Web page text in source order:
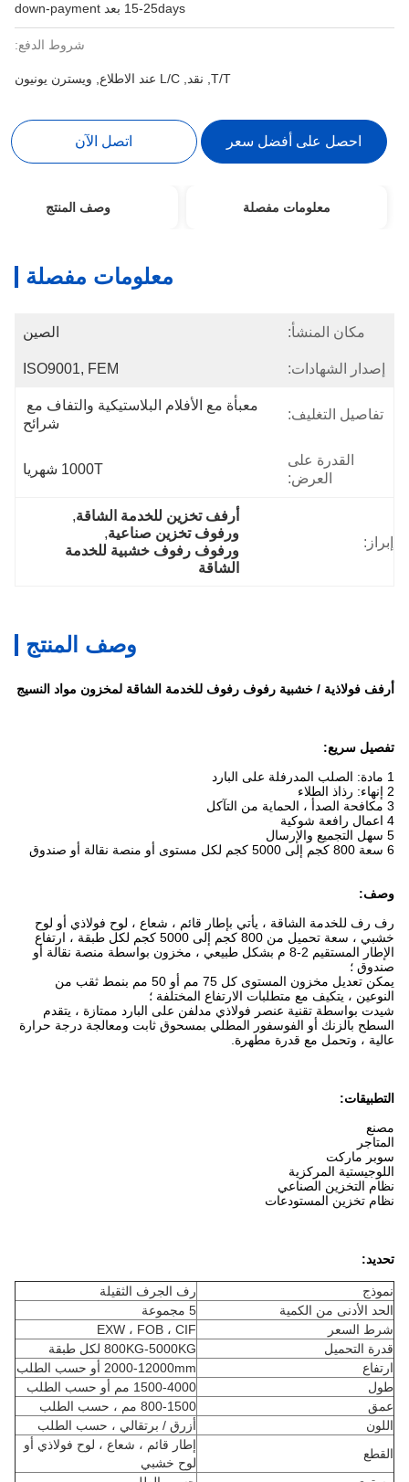
15-25days بعد down-payment
شروط الدفع:
T/T, نقد, L/C عند الاطلاع, ويسترن يونيون
احصل على أفضل سعر اتصل الآن
معلومات مفصلة وصف المنتج
معلومات مفصلة
مكان المنشأ: الصين
إصدار الشهادات: ISO9001, FEM
تفاصيل التغليف:
معبأة مع الأفلام البلاستيكية والتفاف مع
شرائح
القدرة على
العرض:
1000T شهريا
إبراز:
أرفف تخزين للخدمة الشاقة,
ورفوف تخزين صناعية,
ورفوف رفوف خشبية للخدمة
الشاقة
وصف المنتج
أرفف فولاذية / خشبية رفوف رفوف للخدمة الشاقة لمخزون مواد النسيج
تفصيل سريع:
4 اعمال رافعة شوكية
5 سهل التجميع والإرسال
6 سعة 800 كجم إلى 5000 كجم لكل مستوى أو منصة نقالة أو صندوق
وصف:
رف رف للخدمة الشاقة ، يأتي بإطار قائم ، شعاع ، لوح فولاذي أو لوح
خشبي ، سعة تحميل من 800 كجم إلى 5000 كجم لكل طبقة ، ارتفاع
الإطار المستقيم 2-8 م بشكل طبيعي ، مخزون بواسطة منصة نقالة أو
صندوق ؛
يمكن تعديل مخزون المستوى كل 75 مم أو 50 مم بنمط ثقب من
النوعين ، يتكيف مع متطلبات الارتفاع المختلفة ؛
شيدت بواسطة تقنية عنصر فولاذي مدلفن على البارد ممتازة ، يتقدم
السطح بالزنك أو الفوسفور المطلي بمسحوق ثابت ومعالجة درجة حرارة
عالية ، وتحمل مع قدرة مطهرة.
التطبيقات:
مصنع
المتاجر
سوبر ماركت
اللوجيستية المركزية
نظام التخزين الصناعي
نظام تخزين المستودعات
تحديد:
نموذج
رف الجرف الثقيلة
الحد الأدنى من الكمية
5 مجموعة
شرط السعر
EXW ، FOB ، CIF
قدرة التحميل
800KG-5000KG لكل طبقة
ارتفاع
2000-12000mm أو حسب الطلب
طول
1500-4000 مم أو حسب الطلب
عمق
800-1500 مم ، حسب الطلب
اللون
أزرق / برتقالي ، حسب الطلب
القطع
إطار قائم ، شعاع ، لوح فولاذي أو
لوح خشبي